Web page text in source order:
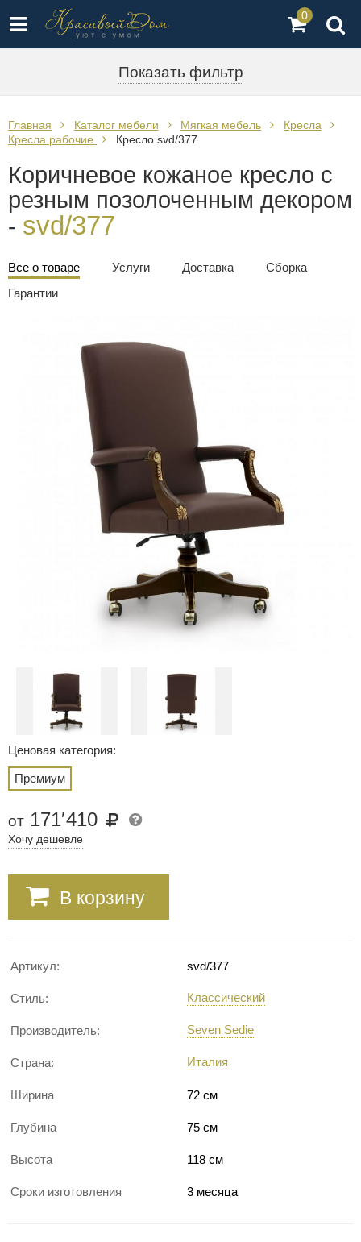
0
Показать фильтр
Главная Каталог мебели Мягкая мебель
Кресла
Кресла рабочие
Кресло svd/377
Коричневое кожаное кресло с
резным позолоченным декором
- svd/377
Все о товаре Услуги Доставка
Сборка
Гарантии
Ценовая категория:
Премиум
от 171′410
Хочу дешевле
В корзину
Артикул: svd/377
Стиль: Классический
Производитель: Seven Sedie
Страна: Италия
Ширина 72 см
Глубина 75 см
Высота 118 см
Сроки изготовления 3 месяца